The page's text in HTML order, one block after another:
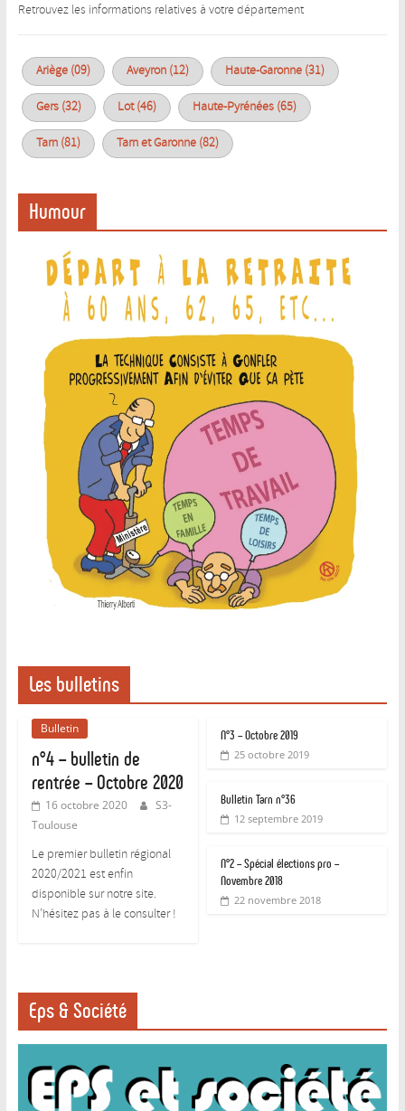
Retrouvez les informations relatives à votre département
Ariège (09) Aveyron (12) Haute-Garonne (31)
Gers (32) Lot (46) Haute-Pyrénées (65)
Tarn (81) Tarn et Garonne (82)
Humour
Les bulletins
Bulletin
n°4 – bulletin de
rentrée – Octobre 2020
16 octobre 2020
S3-
Toulouse
Le premier bulletin régional
2020/2021 est enfin
disponible sur notre site.
N’hésitez pas à le consulter !
N°3 – Octobre 2019
25 octobre 2019
Bulletin Tarn n°36
12 septembre 2019
N°2 – Spécial élections pro –
Novembre 2018
22 novembre 2018
Eps & Société